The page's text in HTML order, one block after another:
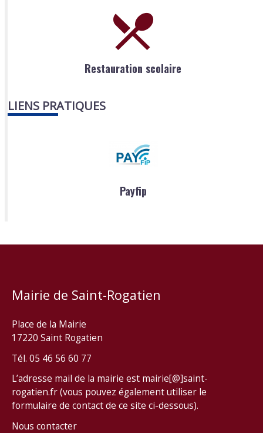
Restauration scolaire
LIENS PRATIQUES
Payfip
Mairie de Saint-Rogatien
Place de la Mairie
17220 Saint Rogatien
Tél. 05 46 56 60 77
L’adresse mail de la mairie est mairie[@]saint-
rogatien.fr (vous pouvez également utiliser le
formulaire de contact de ce site ci-dessous).
Nous contacter